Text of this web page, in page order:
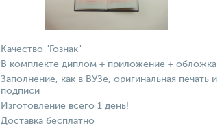
Качество "Гознак"
В комплекте диплом + приложение + обложка
Заполнение, как в ВУЗе, оригинальная печать и
подписи
Изготовление всего 1 день!
Доставка бесплатно